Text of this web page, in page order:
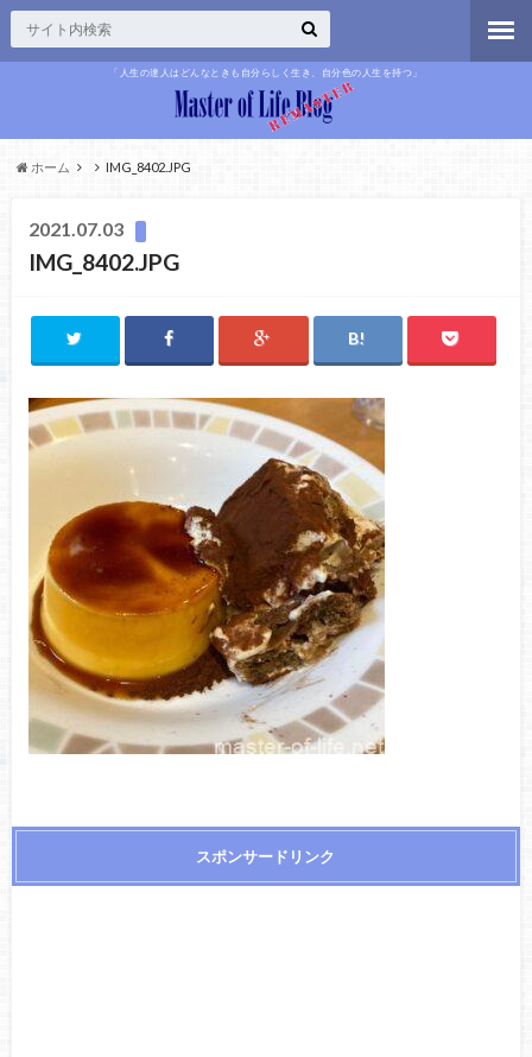
「人生の達人はどんなときも自分らしく生き、自分色の人生を持つ」
ホーム IMG_8402.JPG
2021.07.03
IMG_8402.JPG
スポンサードリンク